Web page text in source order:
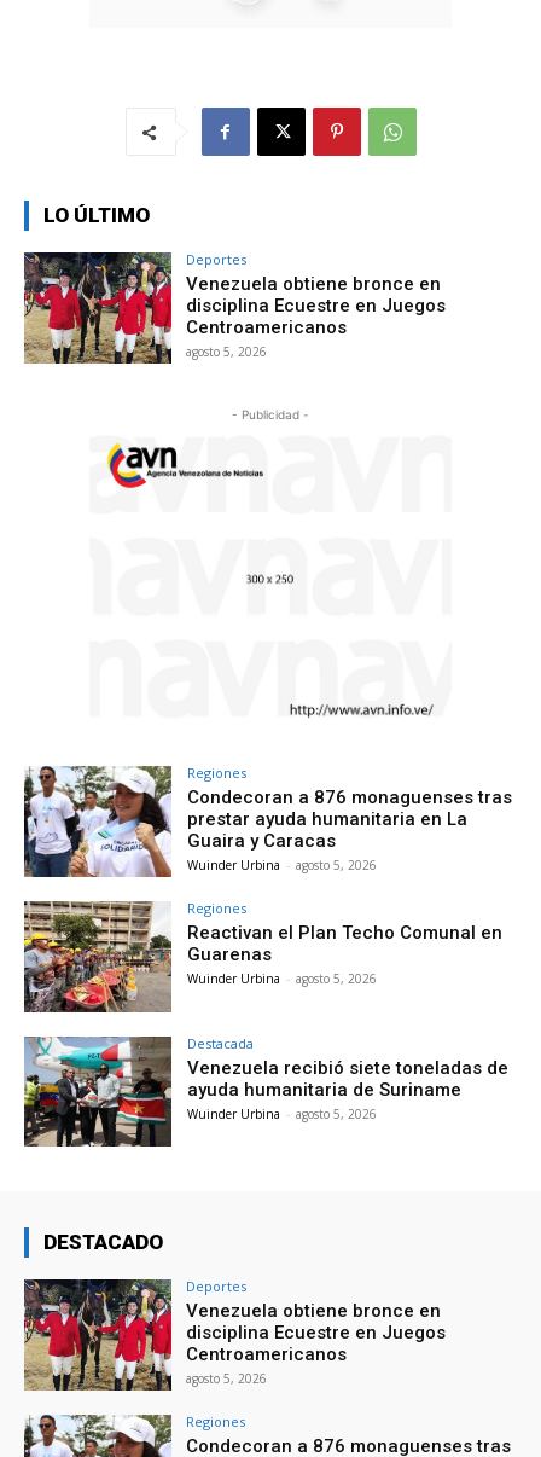
LO ÚLTIMO
Deportes
Venezuela obtiene bronce en
disciplina Ecuestre en Juegos
Centroamericanos
agosto 5, 2026
- Publicidad -
Regiones
Condecoran a 876 monaguenses tras
prestar ayuda humanitaria en La
Guaira y Caracas
Wuinder Urbina - agosto 5, 2026
Regiones
Reactivan el Plan Techo Comunal en
Guarenas
Wuinder Urbina - agosto 5, 2026
Destacada
Venezuela recibió siete toneladas de
ayuda humanitaria de Suriname
Wuinder Urbina - agosto 5, 2026
DESTACADO
Deportes
Venezuela obtiene bronce en
disciplina Ecuestre en Juegos
Centroamericanos
agosto 5, 2026
Regiones
Condecoran a 876 monaguenses tras